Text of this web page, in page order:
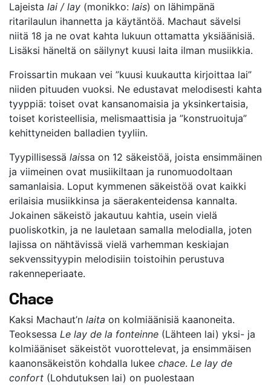
Lajeista lai / lay (monikko: lais) on lähimpänä
ritarilaulun ihannetta ja käytäntöä. Machaut sävelsi
niitä 18 ja ne ovat kahta lukuun ottamatta yksiäänisiä.
Lisäksi häneltä on säilynyt kuusi laita ilman musiikkia.
Froissartin mukaan vei ”kuusi kuukautta kirjoittaa lai”
niiden pituuden vuoksi. Ne edustavat melodisesti kahta
tyyppiä: toiset ovat kansanomaisia ja yksinkertaisia,
toiset koristeellisia, melismaattisia ja ”konstruoituja”
kehittyneiden balladien tyyliin.
Tyypillisessä laissa on 12 säkeistöä, joista ensimmäinen
ja viimeinen ovat musiikiltaan ja runomuodoltaan
samanlaisia. Loput kymmenen säkeistöä ovat kaikki
erilaisia musiikkinsa ja säerakenteidensa kannalta.
Jokainen säkeistö jakautuu kahtia, usein vielä
puoliskotkin, ja ne lauletaan samalla melodialla, joten
lajissa on nähtävissä vielä varhemman keskiajan
sekvenssityypin melodisiin toistoihin perustuva
rakenneperiaate.
Chace
Kaksi Machaut’n laita on kolmiäänisiä kaanoneita.
Teoksessa Le lay de la fonteinne (Lähteen lai) yksi- ja
kolmiääniset säkeistöt vuorottelevat, ja ensimmäisen
kaanonsäkeistön kohdalla lukee chace. Le lay de
confort (Lohdutuksen lai) on puolestaan